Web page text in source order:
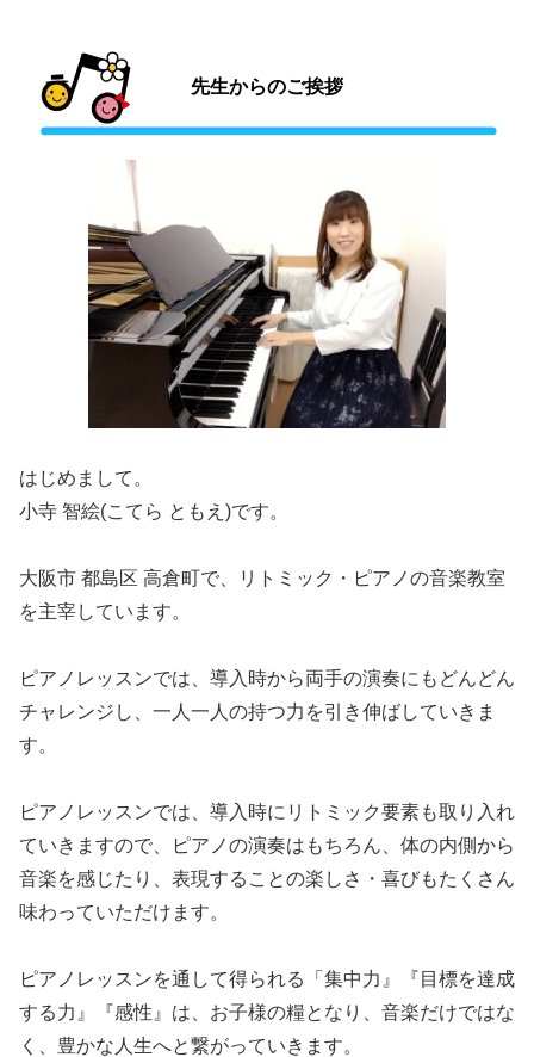
先生からのご挨拶
はじめまして。
小寺 智絵(こてら ともえ)です。
大阪市 都島区 高倉町で、リトミック・ピアノの音楽教室
を主宰しています。
ピアノレッスンでは、導入時から両手の演奏にもどんどん
チャレンジし、一人一人の持つ力を引き伸ばしていきま
す。
ピアノレッスンでは、導入時にリトミック要素も取り入れ
ていきますので、ピアノの演奏はもちろん、体の内側から
音楽を感じたり、表現することの楽しさ・喜びもたくさん
味わっていただけます。
ピアノレッスンを通して得られる「集中力』『目標を達成
する力』『感性』は、お子様の糧となり、音楽だけではな
く、豊かな人生へと繋がっていきます。